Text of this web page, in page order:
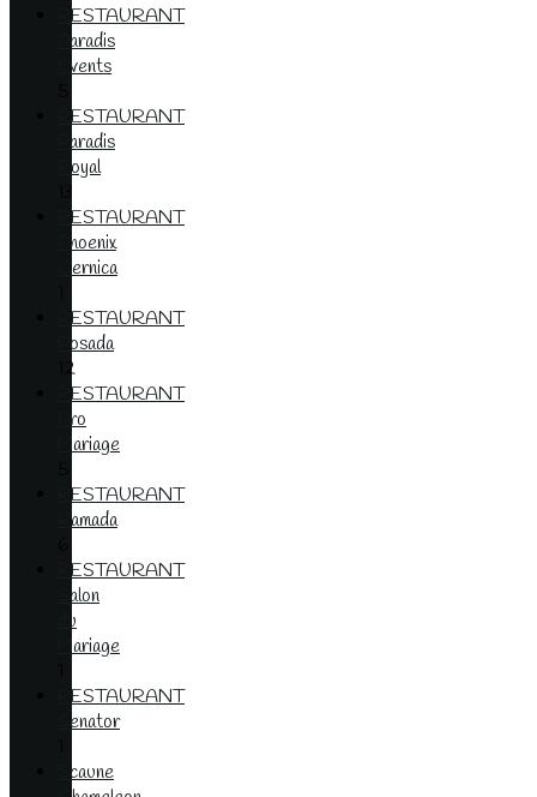
RESTAURANT
Paradis
Events
RESTAURANT
Paradis
Royal
RESTAURANT
Phoenix
Cernica
RESTAURANT
Posada
12
RESTAURANT
Pro
Mariage
RESTAURANT
Ramada
RESTAURANT
Salon
du
Mariage
RESTAURANT
Senator
Scaune